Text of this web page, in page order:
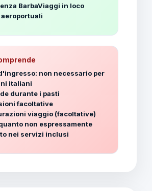
BarbaViaggi in loco
aeroportuali
non necessario per
italiani
durante i pasti
facoltative
viaggio (facoltative)
non espressamente
nei servizi inclusi